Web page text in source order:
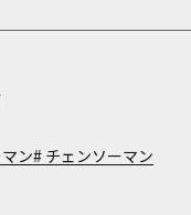
ン チェンソーマン